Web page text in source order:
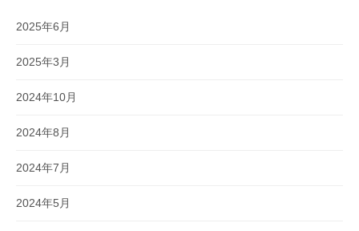
2025年6月
2025年3月
2024年10月
2024年8月
2024年7月
2024年5月